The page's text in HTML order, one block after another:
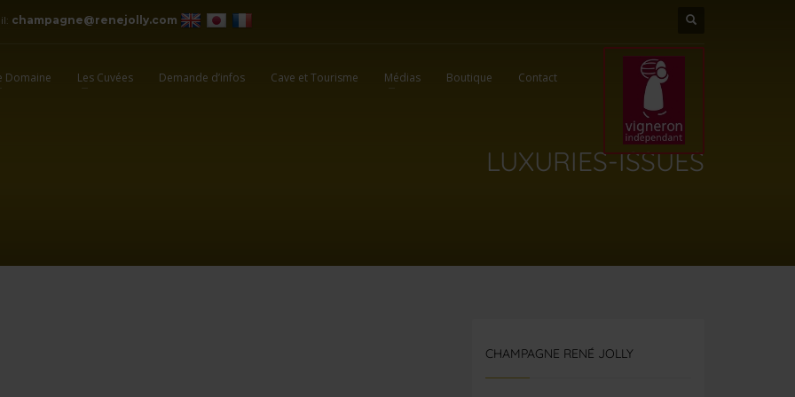
champagne@renejolly.com
Domaine Les Cuvées Demande d’infos Cave et Tourisme Médias Boutique Contact
LUXURIES-ISSUES
CHAMPAGNE RENÉ JOLLY